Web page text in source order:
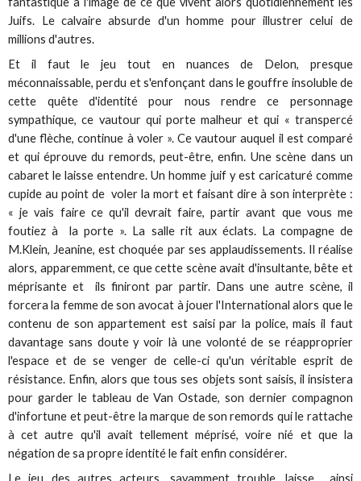
Juifs. Le calvaire absurde d'un homme pour illustrer celui de
millions d'autres.
Et il faut le jeu tout en nuances de Delon, presque
méconnaissable, perdu et s'enfonçant dans le gouffre insoluble de
cette quête d'identité pour nous rendre ce personnage
sympathique, ce vautour qui porte malheur et qui « transpercé
d'une flèche, continue à voler ». Ce vautour auquel il est comparé
et qui éprouve du remords, peut-être, enfin. Une scène dans un
cabaret le laisse entendre. Un homme juif y est caricaturé comme
cupide au point de voler la mort et faisant dire à son interprète :
« je vais faire ce qu'il devrait faire, partir avant que vous me
foutiez à la porte ». La salle rit aux éclats. La compagne de
M.Klein, Jeanine, est choquée par ses applaudissements. Il réalise
alors, apparemment, ce que cette scène avait d'insultante, bête et
méprisante et ils finiront par partir. Dans une autre scène, il
forcera la femme de son avocat à jouer l'International alors que le
contenu de son appartement est saisi par la police, mais il faut
davantage sans doute y voir là une volonté de se réapproprier
l'espace et de se venger de celle-ci qu'un véritable esprit de
résistance. Enfin, alors que tous ses objets sont saisis, il insistera
pour garder le tableau de Van Ostade, son dernier compagnon
d'infortune et peut-être la marque de son remords qui le rattache
à cet autre qu'il avait tellement méprisé, voire nié et que la
négation de sa propre identité le fait enfin considérer.
Le jeu des autres acteurs, savamment trouble, laisse ainsi